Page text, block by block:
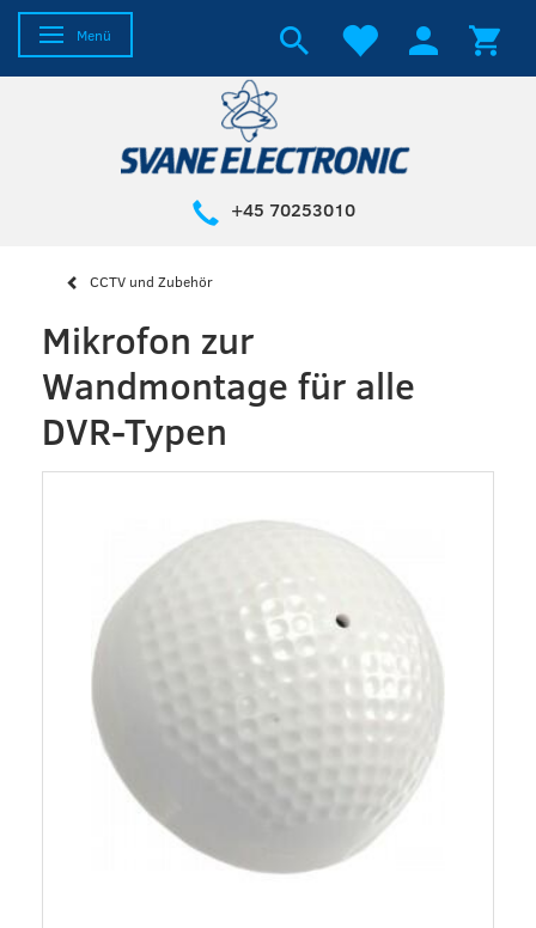
Anzeige ändern
Menü
+45 70253010
CCTV und Zubehör
Mikrofon zur
Wandmontage für alle
DVR-Typen